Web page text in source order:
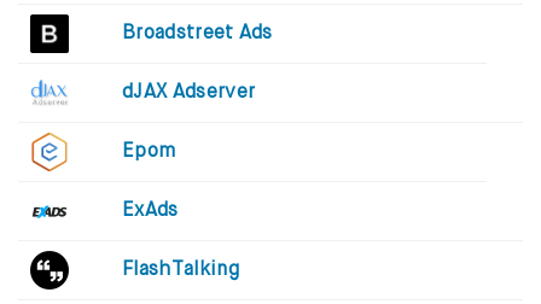
Broadstreet Ads
dJAX Adserver
Epom
ExAds
FlashTalking